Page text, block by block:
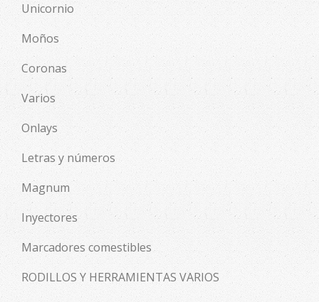
Unicornio
Moños
Coronas
Varios
Onlays
Letras y números
Magnum
Inyectores
Marcadores comestibles
RODILLOS Y HERRAMIENTAS VARIOS